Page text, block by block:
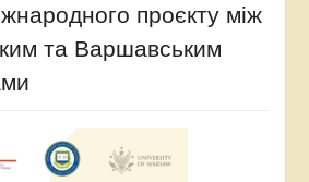
проєкту між
та Варшавським